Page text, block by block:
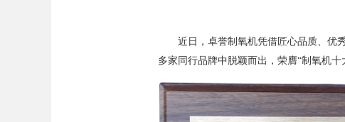
近日，卓誉制氧机凭借匠心品质、优
多家同行品牌中脱颖而出，荣膺“制氧机十